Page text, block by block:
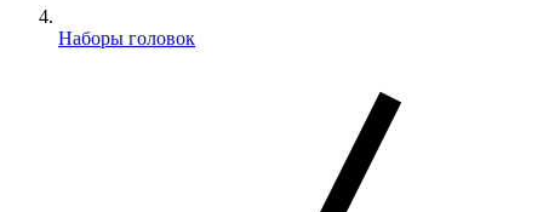
Наборы головок